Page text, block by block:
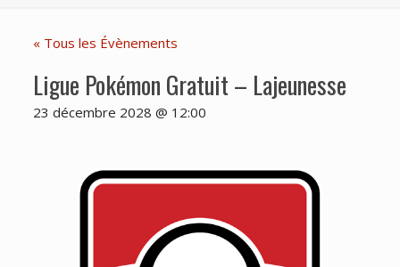
« Tous les Évènements
Ligue Pokémon Gratuit – Lajeunesse
23 décembre 2028 @ 12:00